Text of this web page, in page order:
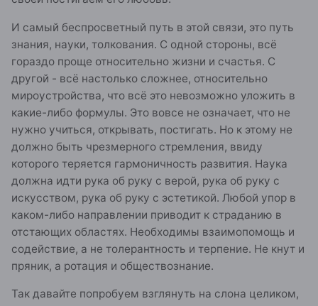
И самый беспросветный путь в этой связи, это путь
знания, науки, толкования. С одной стороны, всё
гораздо проще относительно жизни и счастья. С
другой - всё настолько сложнее, относительно
мироустройства, что всё это невозможно уложить в
какие-либо формулы. Это вовсе не означает, что не
нужно учиться, открывать, постигать. Но к этому не
должно быть чрезмерного стремления, ввиду
которого теряется гармоничность развития. Наука
должна идти рука об руку с верой, рука об руку с
искусством, рука об руку с эстетикой. Любой упор в
каком-либо направлении приводит к страданию в
отстающих областях. Необходимы взаимопомощь и
содействие, а не толерантность и терпение. Не кнут и
пряник, а ротация и обществознание.
Так давайте попробуем взглянуть на слона целиком,